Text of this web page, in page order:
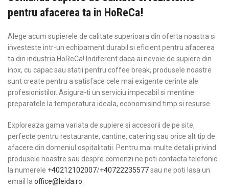
pentru afacerea ta in HoReCa!
Alege acum supierele de calitate superioara din oferta noastra si
investeste intr-un echipament durabil si eficient pentru afacerea
ta din industria HoReCa! Indiferent daca ai nevoie de supiere din
inox, cu capac sau statii pentru coffee break, produsele noastre
sunt create pentru a satisface cele mai exigente cerinte ale
profesionistilor. Asigura-ti un serviciu impecabil si mentine
preparatele la temperatura ideala, economisind timp si resurse.
Exploreaza gama variata de supiere si accesorii de pe site,
perfecte pentru restaurante, cantine, catering sau orice alt tip de
afacere din domeniul ospitalitatii. Pentru mai multe detalii privind
produsele noastre sau despre comenzi ne poti contacta telefonic
la numerele +40212102007/+40722235577sau ne poti lasa un
email la office@leida.ro